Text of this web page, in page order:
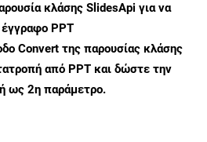
κλάσης SlidesApi για να
PPT
Convert της παρουσίας κλάσης
από PPT και δώστε την
ως 2η παράμετρο.